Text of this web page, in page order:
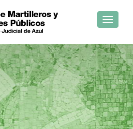
Toggle